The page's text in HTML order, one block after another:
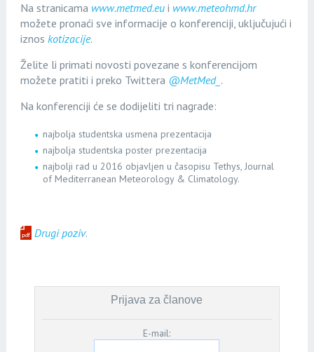
Na stranicama www.metmed.eui www.meteohmd.hr
možete pronaći sve informacije o konferenciji, uključujući i
iznos kotizacije.
Želite li primati novosti povezane s konferencijom
možete pratiti i preko Twittera @MetMed_ .
Na konferenciji će se dodijeliti tri nagrade:
najbolja studentska usmena prezentacija
najbolja studentska poster prezentacija
najbolji rad u 2016 objavljen u časopisu Tethys, Journal
of Mediterranean Meteorology & Climatology.
Drugi poziv.
Prijava za članove
E-mail: